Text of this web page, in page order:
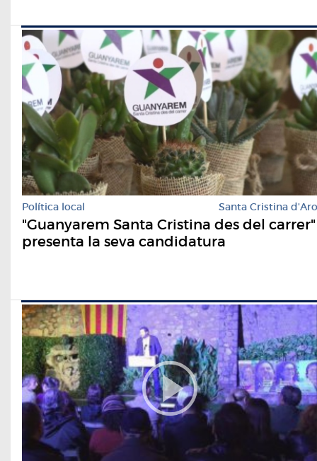
Política local Santa Cristina d'Aro
"Guanyarem Santa Cristina des del carrer"
presenta la seva candidatura